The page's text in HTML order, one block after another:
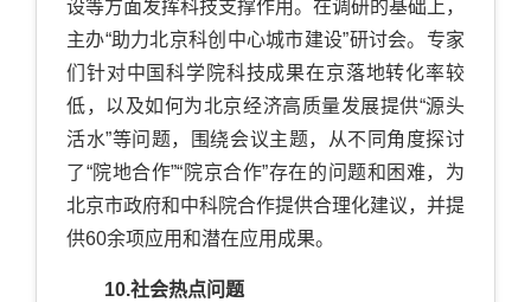
设等方面发挥科技支撑作用。在调研的基础上，
主办“助力北京科创中心城市建设”研讨会。专家
们针对中国科学院科技成果在京落地转化率较
低，以及如何为北京经济高质量发展提供“源头
活水”等问题，围绕会议主题，从不同角度探讨
了“院地合作”“院京合作”存在的问题和困难，为
北京市政府和中科院合作提供合理化建议，并提
供60余项应用和潜在应用成果。
10.社会热点问题